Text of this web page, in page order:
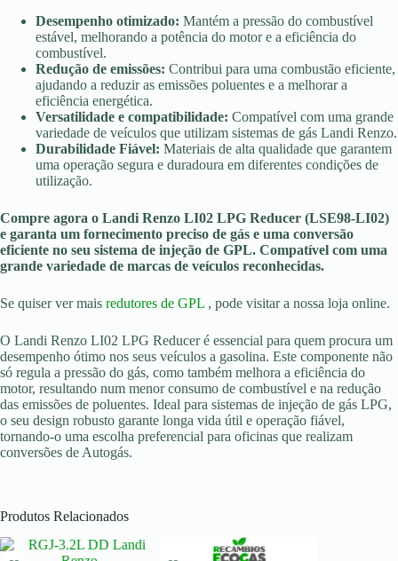
Desempenho otimizado: Mantém a pressão do combustível
estável, melhorando a potência do motor e a eficiência do
combustível.
Redução de emissões: Contribui para uma combustão eficiente,
ajudando a reduzir as emissões poluentes e a melhorar a
eficiência energética.
Versatilidade e compatibilidade: Compatível com uma grande
variedade de veículos que utilizam sistemas de gás Landi Renzo.
Durabilidade Fiável: Materiais de alta qualidade que garantem
uma operação segura e duradoura em diferentes condições de
utilização.
Compre agora o Landi Renzo LI02 LPG Reducer (LSE98-LI02)
e garanta um fornecimento preciso de gás e uma conversão
eficiente no seu sistema de injeção de GPL. Compatível com uma
grande variedade de marcas de veículos reconhecidas.
Se quiser ver mais redutores de GPL , pode visitar a nossa loja online.
O Landi Renzo LI02 LPG Reducer é essencial para quem procura um
desempenho ótimo nos seus veículos a gasolina. Este componente não
só regula a pressão do gás, como também melhora a eficiência do
motor, resultando num menor consumo de combustível e na redução
das emissões de poluentes. Ideal para sistemas de injeção de gás LPG,
o seu design robusto garante longa vida útil e operação fiável,
tornando-o uma escolha preferencial para oficinas que realizam
conversões de Autogás.
Produtos Relacionados